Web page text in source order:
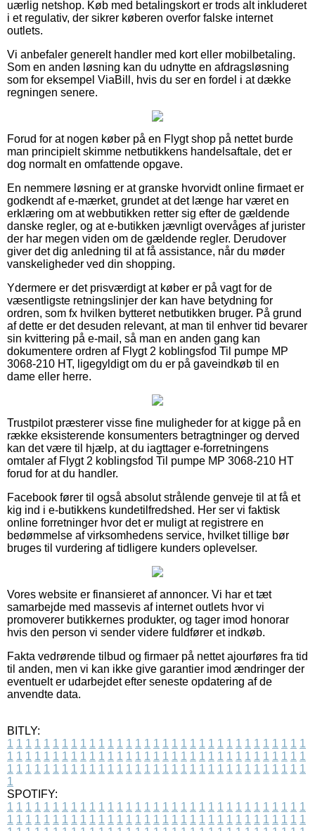
uærlig netshop. Køb med betalingskort er trods alt inkluderet
i et regulativ, der sikrer køberen overfor falske internet
outlets.
Vi anbefaler generelt handler med kort eller mobilbetaling.
Som en anden løsning kan du udnytte en afdragsløsning
som for eksempel ViaBill, hvis du ser en fordel i at dække
regningen senere.
Forud for at nogen køber på en Flygt shop på nettet burde
man principielt skimme netbutikkens handelsaftale, det er
dog normalt en omfattende opgave.
En nemmere løsning er at granske hvorvidt online firmaet er
godkendt af e-mærket, grundet at det længe har været en
erklæring om at webbutikken retter sig efter de gældende
danske regler, og at e-butikken jævnligt overvåges af jurister
der har megen viden om de gældende regler. Derudover
giver det dig anledning til at få assistance, når du møder
vanskeligheder ved din shopping.
Ydermere er det prisværdigt at køber er på vagt for de
væsentligste retningslinjer der kan have betydning for
ordren, som fx hvilken bytteret netbutikken bruger. På grund
af dette er det desuden relevant, at man til enhver tid bevarer
sin kvittering på e-mail, så man en anden gang kan
dokumentere ordren af Flygt 2 koblingsfod Til pumpe MP
3068-210 HT, ligegyldigt om du er på gaveindkøb til en
dame eller herre.
Trustpilot præsterer visse fine muligheder for at kigge på en
række eksisterende konsumenters betragtninger og derved
kan det være til hjælp, at du iagttager e-forretningens
omtaler af Flygt 2 koblingsfod Til pumpe MP 3068-210 HT
forud for at du handler.
Facebook fører til også absolut strålende genveje til at få et
kig ind i e-butikkens kundetilfredshed. Her ser vi faktisk
online forretninger hvor det er muligt at registrere en
bedømmelse af virksomhedens service, hvilket tillige bør
bruges til vurdering af tidligere kunders oplevelser.
Vores website er finansieret af annoncer. Vi har et tæt
samarbejde med massevis af internet outlets hvor vi
promoverer butikkernes produkter, og tager imod honorar
hvis den person vi sender videre fuldfører et indkøb.
Fakta vedrørende tilbud og firmaer på nettet ajourføres fra tid
til anden, men vi kan ikke give garantier imod ændringer der
eventuelt er udarbejdet efter seneste opdatering af de
anvendte data.
BITLY:
1 1 1 1 1 1 1 1 1 1 1 1 1 1 1 1 1 1 1 1 1 1 1 1 1 1 1 1 1 1 1 1 1
1 1 1 1 1 1 1 1 1 1 1 1 1 1 1 1 1 1 1 1 1 1 1 1 1 1 1 1 1 1 1 1 1
1 1 1 1 1 1 1 1 1 1 1 1 1 1 1 1 1 1 1 1 1 1 1 1 1 1 1 1 1 1 1 1 1
1
SPOTIFY:
1 1 1 1 1 1 1 1 1 1 1 1 1 1 1 1 1 1 1 1 1 1 1 1 1 1 1 1 1 1 1 1 1
1 1 1 1 1 1 1 1 1 1 1 1 1 1 1 1 1 1 1 1 1 1 1 1 1 1 1 1 1 1 1 1 1